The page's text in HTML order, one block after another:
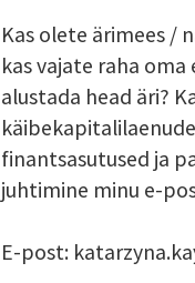
Kas olete ärimees /
kas vajate raha
alustada head äri?
finantsasutused ja
juhtimine minu e-
E-post: